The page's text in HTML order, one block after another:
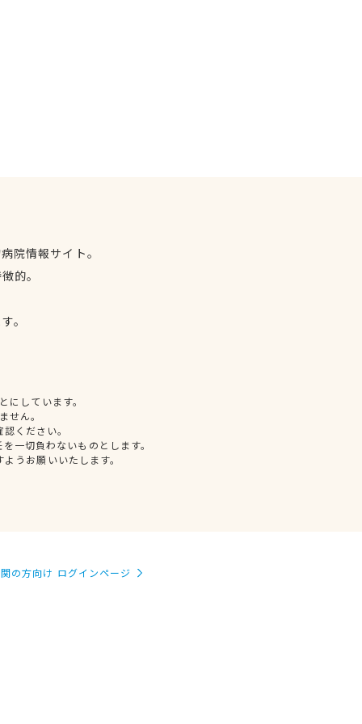
院情報サイト。
的。
。
しています。
せん。
ください。
一切負わないものとします。
うお願いいたします。
の方向け ログインページ